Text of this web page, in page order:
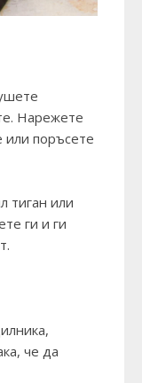
Нарежете
или поръсете
тиган или
ги и ги
че да